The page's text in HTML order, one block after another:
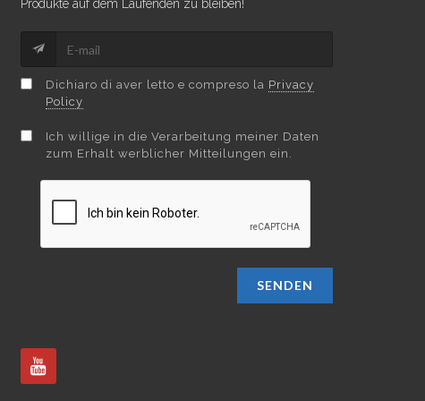
Produkte auf dem Laufenden zu bleiben!
Dichiaro di aver letto e compreso la Privacy
Policy
Ich willige in die Verarbeitung meiner Daten
zum Erhalt werblicher Mitteilungen ein.
SENDEN